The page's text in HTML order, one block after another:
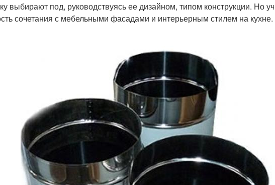
выбирают под, руководствуясь ее дизайном, типом конструкции. Но
сочетания с мебельными фасадами и интерьерным стилем на кухне.